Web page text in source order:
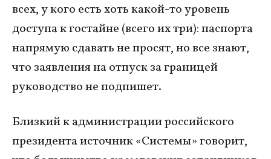
всех, у кого есть хоть какой-то уровень
доступа к гостайне (всего их три): паспорта
напрямую сдавать не просят, но все знают,
что заявления на отпуск за границей
руководство не подпишет.
Близкий к администрации российского
президента источник «Системы» говорит,